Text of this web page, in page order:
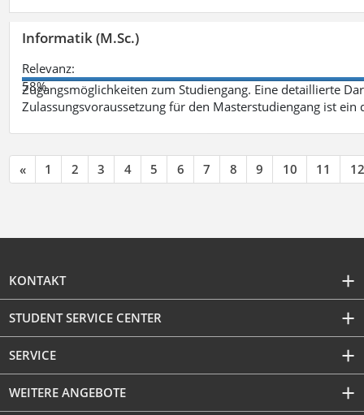
Informatik (M.Sc.)
Relevanz:
58%
Zugangsmöglichkeiten zum Studiengang. Eine detaillierte
Zulassungsvoraussetzung für den Masterstudiengang ist
« 1 2 3 4 5 6 7 8 9 10 11 12
KONTAKT
STUDENT SERVICE CENTER
SERVICE
WEITERE ANGEBOTE